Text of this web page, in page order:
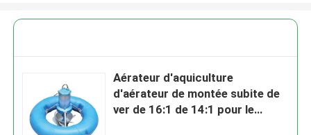
Aérateur d'aquiculture
d'aérateur de montée subite de
ver de 16:1 de 14:1 pour le